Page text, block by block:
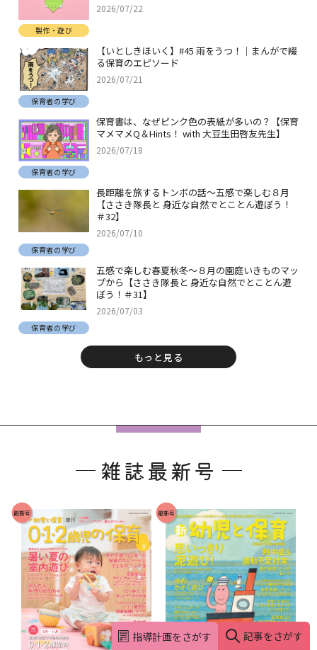
2026/07/22
製作・遊び
【いとしきほいく】#45 雨をうつ！｜まんがで綴
る保育のエピソード
2026/07/21
保育者の学び
保育書は、なぜピンク色の表紙が多いの？【保育
マメマメQ＆Hints！ with 大豆生田啓友先生】
2026/07/18
保育者の学び
長距離を旅するトンボの話～五感で楽しむ８月
【ささき隊長と 身近な自然でとことん遊ぼう！
＃32】
2026/07/10
保育者の学び
五感で楽しむ春夏秋冬～８月の園庭いきものマッ
プから【ささき隊長と 身近な自然でとことん遊
ぼう！＃31】
2026/07/03
保育者の学び
もっと見る
雑誌最新号
最新号 最新号
指導計画をさがす 記事をさがす